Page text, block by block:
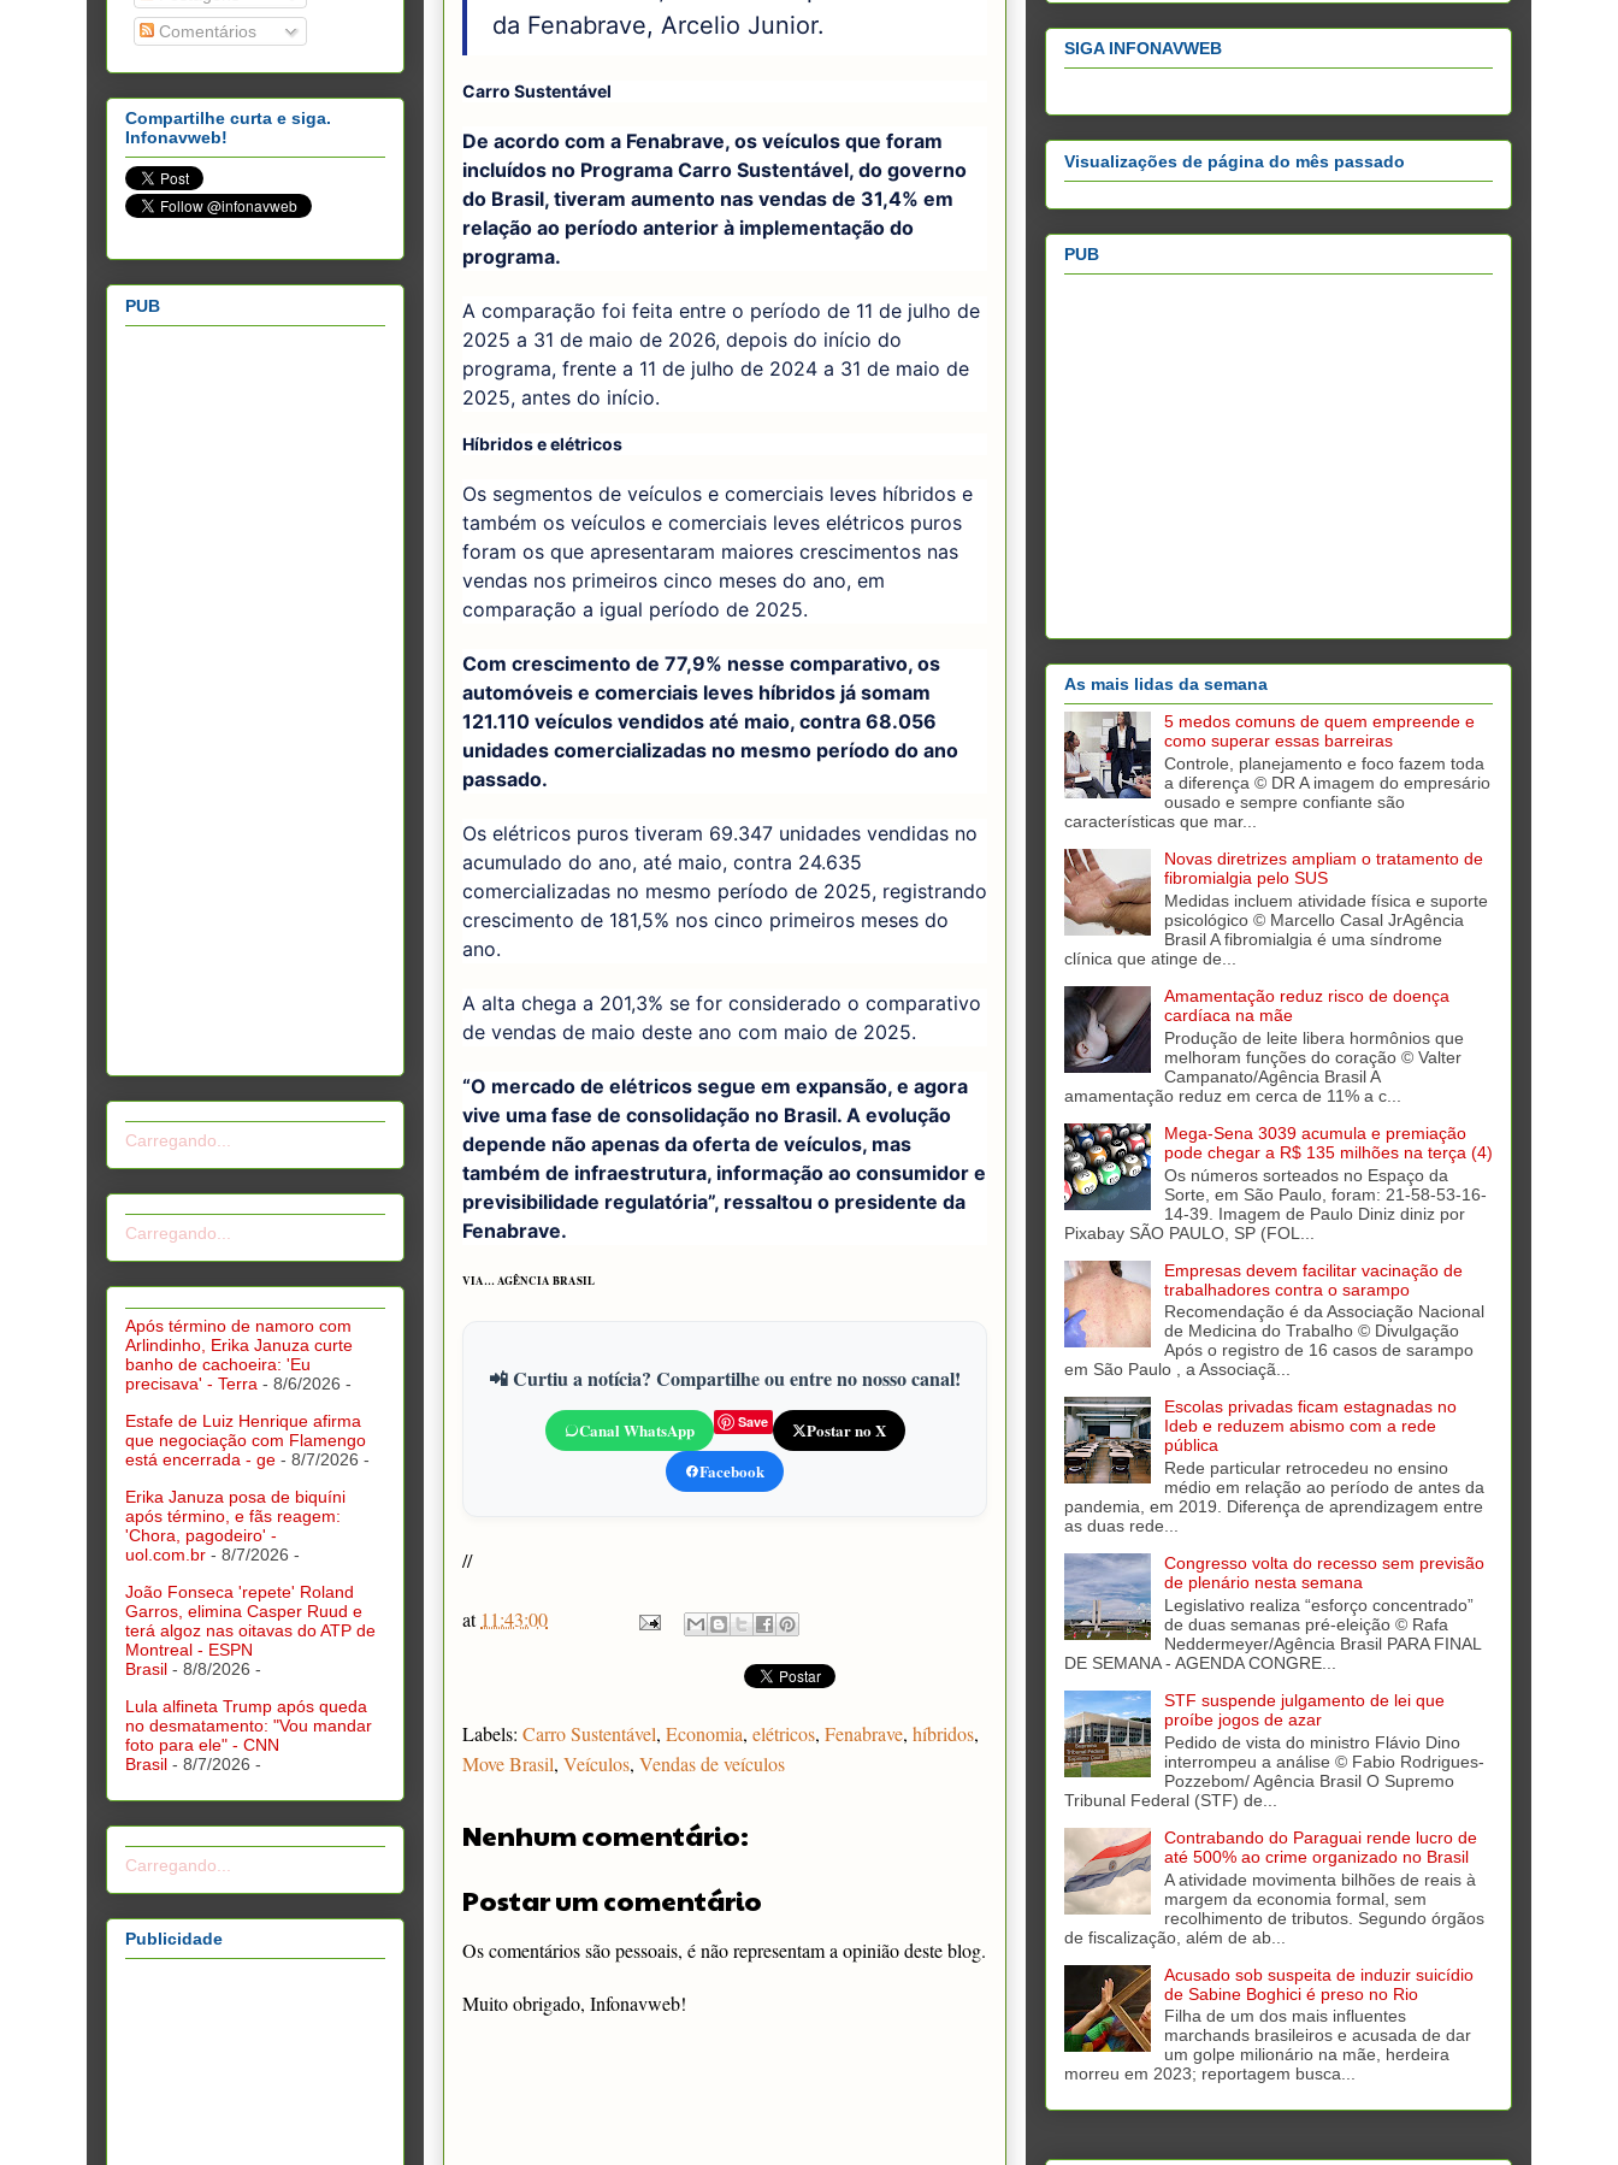
da Fenabrave, Arcelio Junior.
Carro Sustentável
De acordo com a Fenabrave, os veículos que foram
incluídos no Programa Carro Sustentável, do governo
do Brasil, tiveram aumento nas vendas de 31,4% em
relação ao período anterior à implementação do
programa.
A comparação foi feita entre o período de 11 de julho de
2025 a 31 de maio de 2026, depois do início do
programa, frente a 11 de julho de 2024 a 31 de maio de
2025, antes do início.
Híbridos e elétricos
Os segmentos de veículos e comerciais leves híbridos e
também os veículos e comerciais leves elétricos puros
foram os que apresentaram maiores crescimentos nas
vendas nos primeiros cinco meses do ano, em
comparação a igual período de 2025.
Com crescimento de 77,9% nesse comparativo, os
automóveis e comerciais leves híbridos já somam
121.110 veículos vendidos até maio, contra 68.056
unidades comercializadas no mesmo período do ano
passado.
Os elétricos puros tiveram 69.347 unidades vendidas no
acumulado do ano, até maio, contra 24.635
comercializadas no mesmo período de 2025, registrando
crescimento de 181,5% nos cinco primeiros meses do
ano.
A alta chega a 201,3% se for considerado o comparativo
de vendas de maio deste ano com maio de 2025.
“O mercado de elétricos segue em expansão, e agora
vive uma fase de consolidação no Brasil. A evolução
depende não apenas da oferta de veículos, mas
também de infraestrutura, informação ao consumidor e
previsibilidade regulatória”, ressaltou o presidente da
Fenabrave.
VIA… AGÊNCIA BRASIL
📲 Curtiu a notícia? Compartilhe ou entre no nosso canal!
Canal WhatsApp Save
Postar no X
Facebook
//
at 11:43:00
Labels: Carro Sustentável, Economia, elétricos, Fenabrave, híbridos,
Move Brasil, Veículos, Vendas de veículos
Nenhum comentário:
Postar um comentário
Os comentários são pessoais, é não representam a opinião deste blog.
Muito obrigado, Infonavweb!
Comentários
Compartilhe curta e siga.
Infonavweb!
PUB
Carregando...
Carregando...
Após término de namoro com
Arlindinho, Erika Januza curte
banho de cachoeira: 'Eu
precisava' - Terra - 8/6/2026 -
Estafe de Luiz Henrique afirma
que negociação com Flamengo
está encerrada - ge - 8/7/2026 -
Erika Januza posa de biquíni
após término, e fãs reagem:
'Chora, pagodeiro' -
uol.com.br - 8/7/2026 -
João Fonseca 'repete' Roland
Garros, elimina Casper Ruud e
terá algoz nas oitavas do ATP de
Montreal - ESPN
Brasil - 8/8/2026 -
Lula alfineta Trump após queda
no desmatamento: "Vou mandar
foto para ele" - CNN
Brasil - 8/7/2026 -
Carregando...
Publicidade
SIGA INFONAVWEB
Visualizações de página do mês passado
PUB
As mais lidas da semana
5 medos comuns de quem empreende e
como superar essas barreiras
Controle, planejamento e foco fazem toda
a diferença © DR A imagem do empresário
ousado e sempre confiante são
características que mar...
Novas diretrizes ampliam o tratamento de
fibromialgia pelo SUS
Medidas incluem atividade física e suporte
psicológico © Marcello Casal JrAgência
Brasil A fibromialgia é uma síndrome
clínica que atinge de...
Amamentação reduz risco de doença
cardíaca na mãe
Produção de leite libera hormônios que
melhoram funções do coração © Valter
Campanato/Agência Brasil A
amamentação reduz em cerca de 11% a c...
Mega-Sena 3039 acumula e premiação
pode chegar a R$ 135 milhões na terça (4)
Os números sorteados no Espaço da
Sorte, em São Paulo, foram: 21-58-53-16-
14-39. Imagem de Paulo Diniz diniz por
Pixabay SÃO PAULO, SP (FOL...
Empresas devem facilitar vacinação de
trabalhadores contra o sarampo
Recomendação é da Associação Nacional
de Medicina do Trabalho © Divulgação
Após o registro de 16 casos de sarampo
em São Paulo , a Associaçã...
Escolas privadas ficam estagnadas no
Ideb e reduzem abismo com a rede
pública
Rede particular retrocedeu no ensino
médio em relação ao período de antes da
pandemia, em 2019. Diferença de aprendizagem entre
as duas rede...
Congresso volta do recesso sem previsão
de plenário nesta semana
Legislativo realiza “esforço concentrado”
de duas semanas pré-eleição © Rafa
Neddermeyer/Agência Brasil PARA FINAL
DE SEMANA - AGENDA CONGRE...
STF suspende julgamento de lei que
proíbe jogos de azar
Pedido de vista do ministro Flávio Dino
interrompeu a análise © Fabio Rodrigues-
Pozzebom/ Agência Brasil O Supremo
Tribunal Federal (STF) de...
Contrabando do Paraguai rende lucro de
até 500% ao crime organizado no Brasil
A atividade movimenta bilhões de reais à
margem da economia formal, sem
recolhimento de tributos. Segundo órgãos
de fiscalização, além de ab...
Acusado sob suspeita de induzir suicídio
de Sabine Boghici é preso no Rio
Filha de um dos mais influentes
marchands brasileiros e acusada de dar
um golpe milionário na mãe, herdeira
morreu em 2023; reportagem busca...